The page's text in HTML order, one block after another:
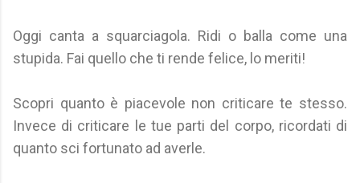
Oggi canta a squarciagola. Ridi o balla come una
stupida. Fai quello che ti rende felice, lo meriti!
Scopri quanto è piacevole non criticare te stesso.
Invece di criticare le tue parti del corpo, ricordati di
quanto sci fortunato ad averle.